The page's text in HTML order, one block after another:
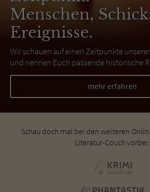
Menschen,
Ereignisse.
Wir schauen auf einen Zeitpunkte
und nennen Euch passende historische
mehr erfahren
Schau doch mal bei den weiteren
Literatur-Couch vorbei: